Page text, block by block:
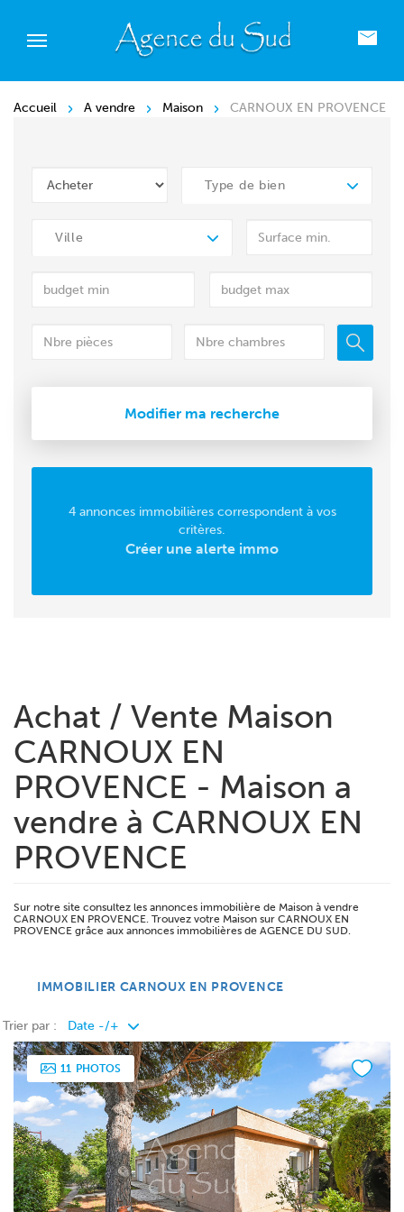
Accueil A vendre Maison CARNOUX EN PROVENCE
Type de bien
Ville
Modifier ma recherche
4 annonces immobilières correspondent à vos
critères.
Créer une alerte immo
Achat / Vente Maison
CARNOUX EN
PROVENCE - Maison a
vendre à CARNOUX EN
PROVENCE
Sur notre site consultez les annonces immobilière de Maison à vendre
CARNOUX EN PROVENCE. Trouvez votre Maison sur CARNOUX EN
PROVENCE grâce aux annonces immobilières de AGENCE DU SUD.
IMMOBILIER CARNOUX EN PROVENCE
Trier par :
11 PHOTOS